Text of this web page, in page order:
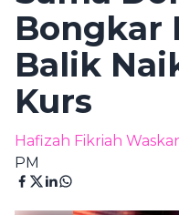
Bongkar
Balik
Kurs
Hafizah Fikriah
PM